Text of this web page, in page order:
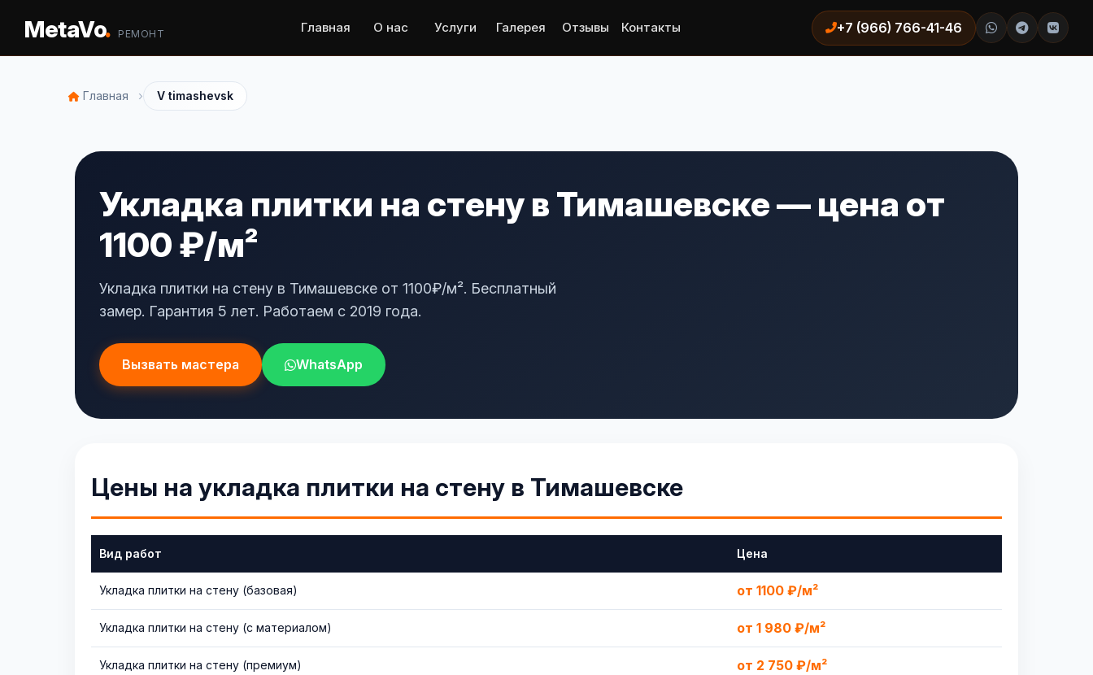
MetaVo. РЕМОНТ Главная О нас Услуги Галерея Отзывы Контакты +7 (966) 766-41-46
Главная › V timashevsk
Укладка плитки на стену в Тимашевске — цена от
1100 ₽/м²
Укладка плитки на стену в Тимашевске от 1100₽/м². Бесплатный
замер. Гарантия 5 лет. Работаем с 2019 года.
Вызвать мастера WhatsApp
Цены на укладка плитки на стену в Тимашевске
Вид работ Цена
Укладка плитки на стену (базовая) от 1100 ₽/м²
Укладка плитки на стену (с материалом) от 1 980 ₽/м²
Укладка плитки на стену (премиум) от 2 750 ₽/м²